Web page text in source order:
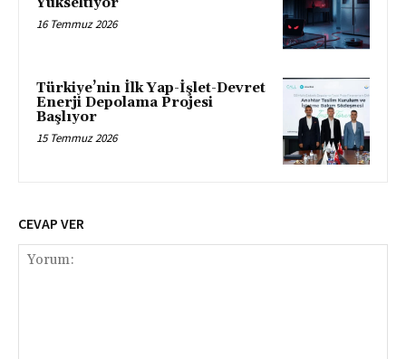
Yükseltiyor
16 Temmuz 2026
Türkiye’nin İlk Yap-İşlet-Devret
Enerji Depolama Projesi
Başlıyor
15 Temmuz 2026
CEVAP VER